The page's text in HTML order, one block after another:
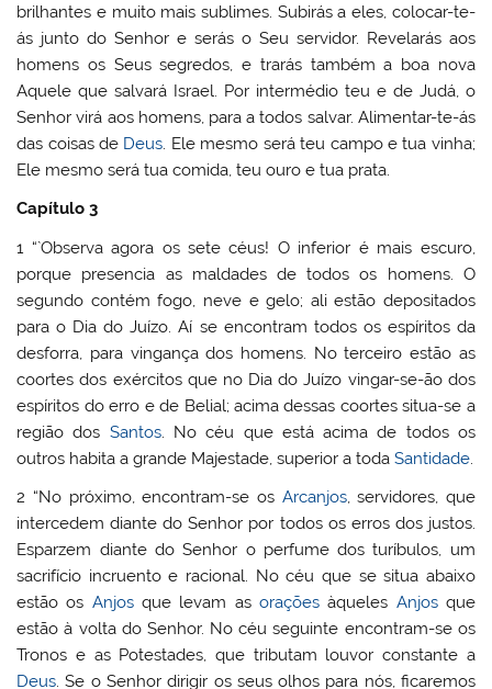
brilhantes e muito mais sublimes. Subirás a eles, colocar-te-
ás junto do Senhor e serás o Seu servidor. Revelarás aos
homens os Seus segredos, e trarás também a boa nova
Aquele que salvará Israel. Por intermédio teu e de Judá, o
Senhor virá aos homens, para a todos salvar. Alimentar-te-ás
das coisas de Deus. Ele mesmo será teu campo e tua vinha;
Ele mesmo será tua comida, teu ouro e tua prata.
Capítulo 3
1 “`Observa agora os sete céus! O inferior é mais escuro,
porque presencia as maldades de todos os homens. O
segundo contém fogo, neve e gelo; ali estão depositados
para o Dia do Juízo. Aí se encontram todos os espíritos da
desforra, para vingança dos homens. No terceiro estão as
coortes dos exércitos que no Dia do Juízo vingar-se-ão dos
espíritos do erro e de Belial; acima dessas coortes situa-se a
região dos Santos. No céu que está acima de todos os
outros habita a grande Majestade, superior a todaSantidade.
2 “No próximo, encontram-se os Arcanjos, servidores, que
intercedem diante do Senhor por todos os erros dos justos.
Esparzem diante do Senhor o perfume dos turíbulos, um
sacrifício incruento e racional. No céu que se situa abaixo
estão os Anjosque levam as oraçõesàqueles Anjosque
estão à volta do Senhor. No céu seguinte encontram-se os
Tronos e as Potestades, que tributam louvor constante a
Deus. Se o Senhor dirigir os seus olhos para nós, ficaremos